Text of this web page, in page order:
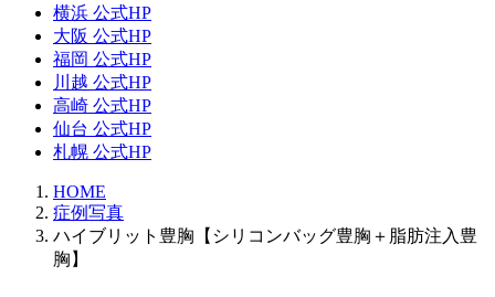
横浜 公式HP
大阪 公式HP
福岡 公式HP
川越 公式HP
高崎 公式HP
仙台 公式HP
札幌 公式HP
HOME
症例写真
ハイブリット豊胸【シリコンバッグ豊胸＋脂肪注入豊
胸】